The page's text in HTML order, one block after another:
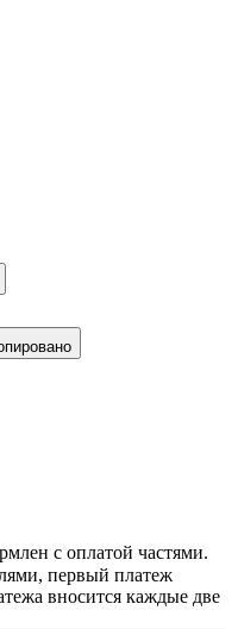
с оплатой частями.
первый платеж
вносится каждые две